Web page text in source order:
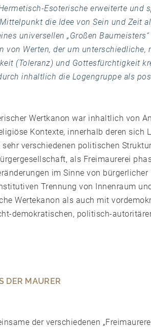
Esoterische erweiterte und
die Idee von Sein und Zeit
universellen „Großen
von Werten, der um
(Toleranz) und Gottesfürchtigkeit
inhaltlich die Logengruppe als
Wertkanon war inhaltlich von
Kontexte, innerhalb deren sich
verschiedenen politischen
als Freimaurerei
im Sinne von
Trennung von Innenraum
Wertekanon als auch mit
demokratischen, politisch-
DER MAURER
der verschiedenen